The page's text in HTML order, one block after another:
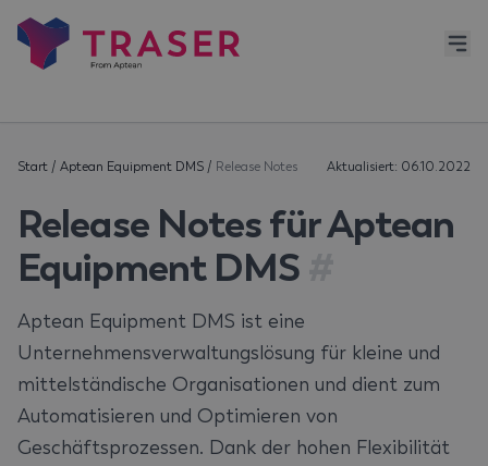
Start / Aptean Equipment DMS / Release Notes Aktualisiert: 06.10.2022
Release Notes für Aptean
Equipment DMS
Aptean Equipment DMS ist eine
Unternehmensverwaltungslösung für kleine und
mittelständische Organisationen und dient zum
Automatisieren und Optimieren von
Geschäftsprozessen. Dank der hohen Flexibilität